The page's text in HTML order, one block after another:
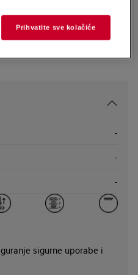
1 i 2 korisničkog priručnika.
cijeli korisnički
-
-
-
sigurne uporabe i
Prihvatite sve kolačiće